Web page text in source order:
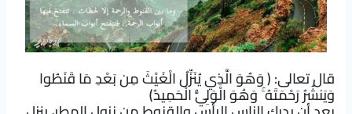
قال تعالى: ﴿ وَهُوَ الَّذِي يُنَزِّلُ الْغَيْثَ مِن بَعْدِ مَا قَنَطُوا
وَيَنشُرُ رَحْمَتَهُ ۚ وَهُوَ الْوَلِيُّ الْحَمِيدُ﴾